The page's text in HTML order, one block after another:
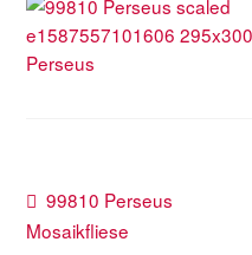
Beitragsnavigation
Vorheriger
Beitrag:
99810 Perseus
Mosaikfliese